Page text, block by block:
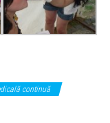
continuă